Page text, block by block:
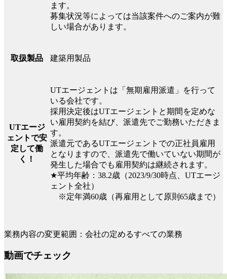
ます。
募集状況等によっては当該案件へのご案内が難
しい場合があります。
取扱製品 建築用製品
UTエージ
ェントで安
定して働
く！
UTエージェントは「無期雇用派遣」を行って
いる会社です。
採用決定後はUTエージェントと期間を定めな
い雇用契約を結び、派遣先でご勤務いただきま
す。
派遣元であるUTエージェントでの正社員雇用
となりますので、派遣先で働いていない期間が
発生した場合でも雇用契約は継続されます。
★平均年齢：38.2歳（2023/9/30時点、UTエージ
ェント全社）
※定年満60歳（再雇用として原則65歳まで）
業務内容の変更範囲：会社の定めるすべての業務
動画でチェック